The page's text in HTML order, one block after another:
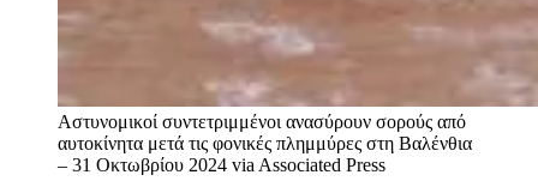
Αστυνομικοί συντετριμμένοι ανασύρουν σορούς από
αυτοκίνητα μετά τις φονικές πλημμύρες στη Βαλένθια
– 31 Οκτωβρίου 2024 via Associated Press